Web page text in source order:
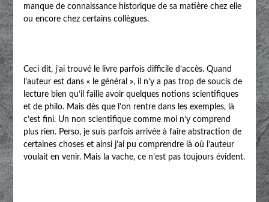
manque de connaissance historique de sa matière chez elle
ou encore chez certains collègues.
Ceci dit, j’ai trouvé le livre parfois difficile d’accès. Quand
l’auteur est dans « le général », il n’y a pas trop de soucis de
lecture bien qu’il faille avoir quelques notions scientifiques
et de philo. Mais dès que l’on rentre dans les exemples, là
c’est fini. Un non scientifique comme moi n’y comprend
plus rien. Perso, je suis parfois arrivée à faire abstraction de
certaines choses et ainsi j’ai pu comprendre là où l’auteur
voulait en venir. Mais la vache, ce n’est pas toujours évident.